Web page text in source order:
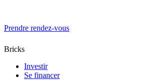
Prendre rendez-vous
Bricks
Investir
Se financer